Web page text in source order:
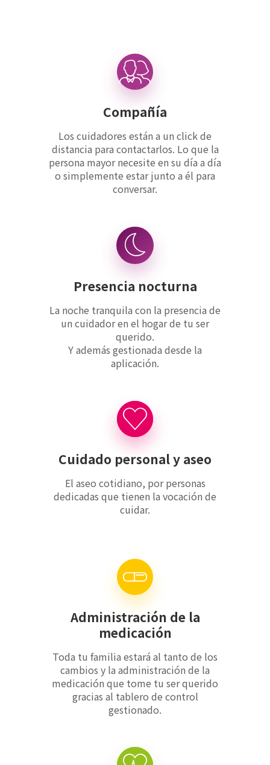
Compañía
Los cuidadores están a un click de
distancia para contactarlos. Lo que la
persona mayor necesite en su día a día
o simplemente estar junto a él para
conversar.
Presencia nocturna
La noche tranquila con la presencia de
un cuidador en el hogar de tu ser
querido.
Y además gestionada desde la
aplicación.
Cuidado personal y aseo
El aseo cotidiano, por personas
dedicadas que tienen la vocación de
cuidar.
Administración de la
medicación
Toda tu familia estará al tanto de los
cambios y la administración de la
medicación que tome tu ser querido
gracias al tablero de control
gestionado.